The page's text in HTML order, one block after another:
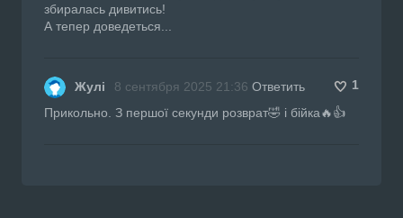
збиралась дивитись!
А тепер доведеться...
Жулі 8 сентября 2025 21:36 Ответить
1
Прикольно. З першої секунди розврат🤣 і бійка🔥👍